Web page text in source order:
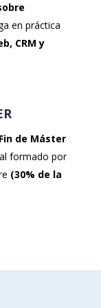
en práctica
CRM y
de Máster
formado por
(30% de la